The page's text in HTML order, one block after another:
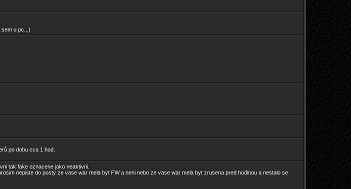
u pc...)
po dobu cca 1 hod.
tak fake oznacene jako neaktivni.
nepiste do posty ze vase war mela byt FW a neni nebo ze vase war mela byt zrusena pred hodinou a nestalo se